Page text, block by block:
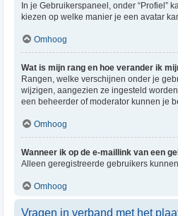
In je Gebruikerspaneel, onder “Profiel”
kiezen op welke manier je een avatar
Omhoog
Wat is mijn rang en hoe verander ik
Rangen, welke verschijnen onder je
wijzigen, aangezien ze ingesteld
een beheerder of moderator kunnen je
Omhoog
Wanneer ik op de e-maillink van een
Alleen geregistreerde gebruikers
Omhoog
Vragen in verband met het